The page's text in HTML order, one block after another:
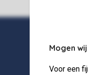
Mogen
Voor een